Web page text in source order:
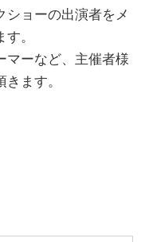
ショーの出演者をメ
。
マーなど、主催者様
ます。